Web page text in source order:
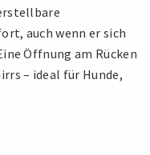
auch wenn er sich
Öffnung am Rücken
– ideal für Hunde,